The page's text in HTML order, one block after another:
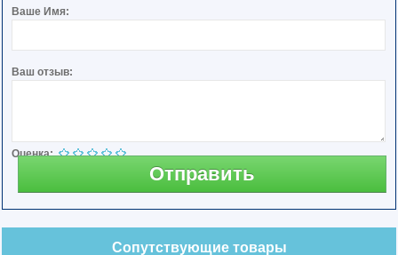
Ваше Имя:
Ваш отзыв:
Оценка:
Отправить
Сопутствующие товары